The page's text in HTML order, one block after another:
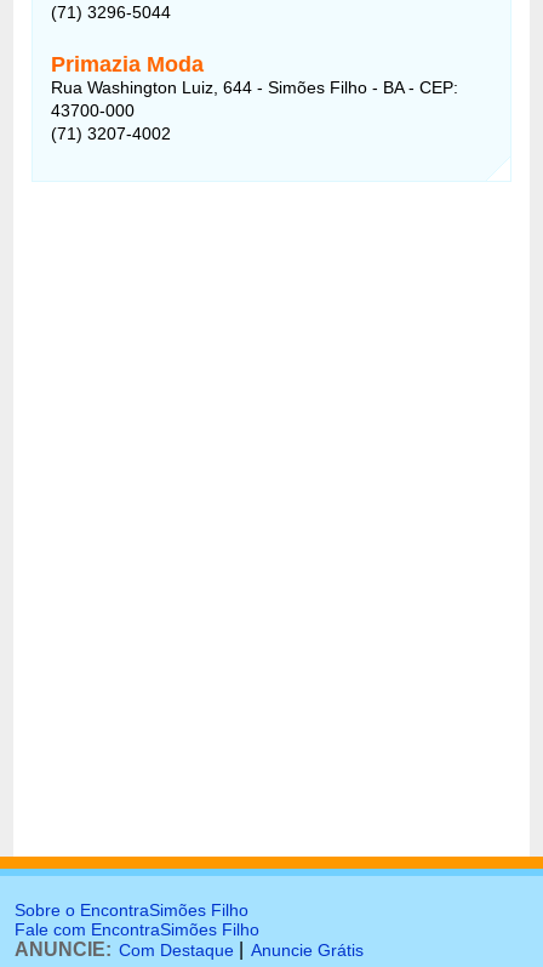
(71) 3296-5044
Primazia Moda
Rua Washington Luiz, 644 - Simões Filho - BA - CEP:
43700-000
(71) 3207-4002
Sobre o EncontraSimões Filho
Fale com EncontraSimões Filho
ANUNCIE: Com Destaque Anuncie Grátis